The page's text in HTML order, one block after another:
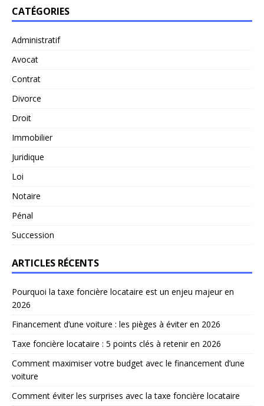
CATÉGORIES
Administratif
Avocat
Contrat
Divorce
Droit
Immobilier
Juridique
Loi
Notaire
Pénal
Succession
ARTICLES RÉCENTS
Pourquoi la taxe foncière locataire est un enjeu majeur en
2026
Financement d’une voiture : les pièges à éviter en 2026
Taxe foncière locataire : 5 points clés à retenir en 2026
Comment maximiser votre budget avec le financement d’une
voiture
Comment éviter les surprises avec la taxe foncière locataire